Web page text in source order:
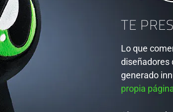
TE
Lo que
diseñadores
generado
propia